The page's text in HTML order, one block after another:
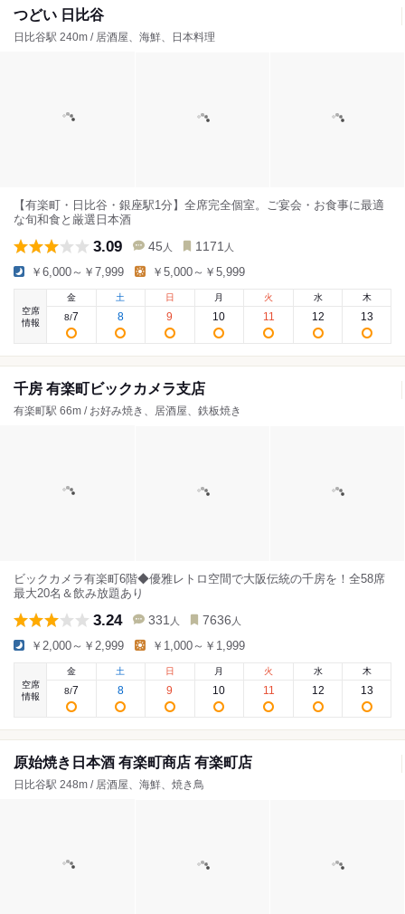
つどい 日比谷
日比谷駅 240m / 居酒屋、海鮮、日本料理
【有楽町・日比谷・銀座駅1分】全席完全個室。ご宴会・お食事に最適
な旬和食と厳選日本酒
3.09 45 人 1171 人
￥6,000～￥7,999 ￥5,000～￥5,999
空席
情報
金
8/7
土
8
日
9
月
10
火
11
水
12
木
13
千房 有楽町ビックカメラ支店
有楽町駅 66m / お好み焼き、居酒屋、鉄板焼き
ビックカメラ有楽町6階◆優雅レトロ空間で大阪伝統の千房を！全58席
最大20名＆飲み放題あり
3.24 331 人 7636 人
￥2,000～￥2,999 ￥1,000～￥1,999
空席
情報
金
8/7
土
8
日
9
月
10
火
11
水
12
木
13
原始焼き日本酒 有楽町商店 有楽町店
日比谷駅 248m / 居酒屋、海鮮、焼き鳥